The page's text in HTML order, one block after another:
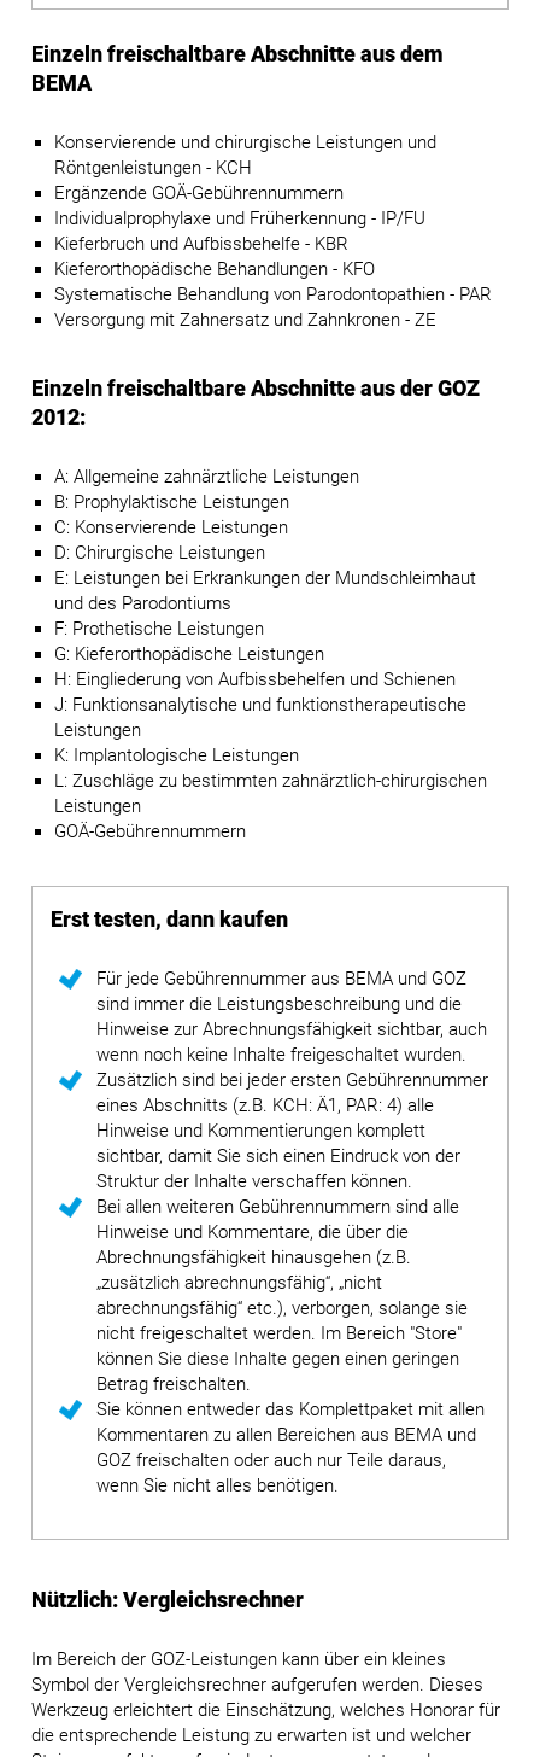
Einzeln freischaltbare Abschnitte aus dem
BEMA
Konservierende und chirurgische Leistungen und
Röntgenleistungen - KCH
Ergänzende GOÄ-Gebührennummern
Individualprophylaxe und Früherkennung - IP/FU
Kieferbruch und Aufbissbehelfe - KBR
Kieferorthopädische Behandlungen - KFO
Systematische Behandlung von Parodontopathien - PAR
Versorgung mit Zahnersatz und Zahnkronen - ZE
Einzeln freischaltbare Abschnitte aus der GOZ
2012:
A: Allgemeine zahnärztliche Leistungen
B: Prophylaktische Leistungen
C: Konservierende Leistungen
D: Chirurgische Leistungen
E: Leistungen bei Erkrankungen der Mundschleimhaut
und des Parodontiums
F: Prothetische Leistungen
G: Kieferorthopädische Leistungen
H: Eingliederung von Aufbissbehelfen und Schienen
J: Funktionsanalytische und funktionstherapeutische
Leistungen
K: Implantologische Leistungen
L: Zuschläge zu bestimmten zahnärztlich-chirurgischen
Leistungen
GOÄ-Gebührennummern
Erst testen, dann kaufen
Für jede Gebührennummer aus BEMA und GOZ
sind immer die Leistungsbeschreibung und die
Hinweise zur Abrechnungsfähigkeit sichtbar, auch
wenn noch keine Inhalte freigeschaltet wurden.
Zusätzlich sind bei jeder ersten Gebührennummer
eines Abschnitts (z.B. KCH: Ä1, PAR: 4) alle
Hinweise und Kommentierungen komplett
sichtbar, damit Sie sich einen Eindruck von der
Struktur der Inhalte verschaffen können.
Bei allen weiteren Gebührennummern sind alle
Hinweise und Kommentare, die über die
Abrechnungsfähigkeit hinausgehen (z.B.
„zusätzlich abrechnungsfähig“, „nicht
abrechnungsfähig“ etc.), verborgen, solange sie
nicht freigeschaltet werden. Im Bereich "Store"
können Sie diese Inhalte gegen einen geringen
Betrag freischalten.
Sie können entweder das Komplettpaket mit allen
Kommentaren zu allen Bereichen aus BEMA und
GOZ freischalten oder auch nur Teile daraus,
wenn Sie nicht alles benötigen.
Nützlich: Vergleichsrechner
Im Bereich der GOZ-Leistungen kann über ein kleines
Symbol der Vergleichsrechner aufgerufen werden. Dieses
Werkzeug erleichtert die Einschätzung, welches Honorar für
die entsprechende Leistung zu erwarten ist und welcher